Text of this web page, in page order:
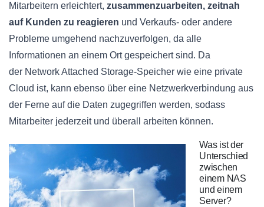
Mitarbeitern erleichtert, zusammenzuarbeiten, zeitnah
auf Kunden zu reagieren und Verkaufs- oder andere
Probleme umgehend nachzuverfolgen, da alle
Informationen an einem Ort gespeichert sind. Da
der Network Attached Storage-Speicher wie eine private
Cloud ist, kann ebenso über eine Netzwerkverbindung aus
der Ferne auf die Daten zugegriffen werden, sodass
Mitarbeiter jederzeit und überall arbeiten können.
Was ist der
Unterschied
zwischen
einem NAS
und einem
Server?